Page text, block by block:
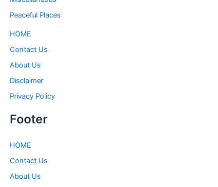
Peaceful Places
HOME
Contact Us
About Us
Disclaimer
Privacy Policy
Footer
HOME
Contact Us
About Us